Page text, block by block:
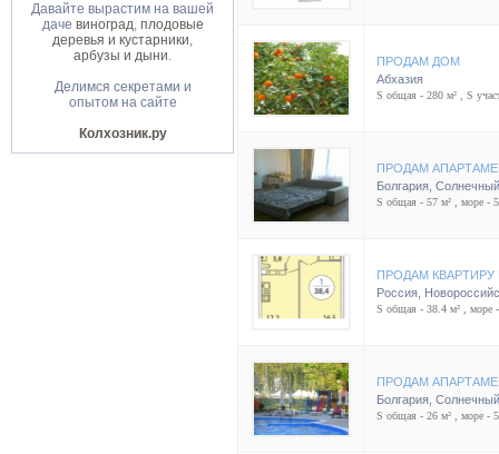
Давайте вырастим на вашей
даче виноград, плодовые
деревья и кустарники,
арбузы и дыни.
Делимся секретами и
опытом на сайте
Колхозник.ру
ПРОДАМ ДОМ
Абхазия
S общая - 280 м² , S
ПРОДАМ
Болгария
S общая - 57 м² , море -
ПРОДАМ
Россия
S общая - 38.4 м² , море
ПРОДАМ
Болгария
S общая - 26 м² , море -